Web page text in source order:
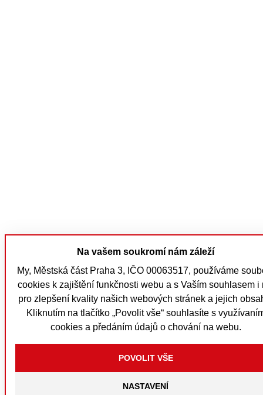
Na vašem soukromí nám záleží
My, Městská část Praha 3, IČO 00063517, používáme
cookies k zajištění funkčnosti webu a s Vaším souhlasem i
pro zlepšení kvality našich webových stránek a jejich
Kliknutím na tlačítko „Povolit vše“ souhlasíte s
cookies a předáním údajů o chování na webu.
NASTAVENÍ